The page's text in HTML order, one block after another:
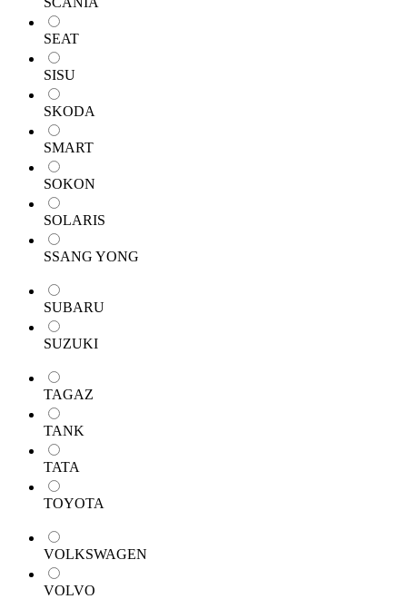
SEAT
SISU
SKODA
SMART
SOKON
SOLARIS
SSANG YONG
SUBARU
SUZUKI
TAGAZ
TANK
TATA
TOYOTA
VOLKSWAGEN
VOLVO